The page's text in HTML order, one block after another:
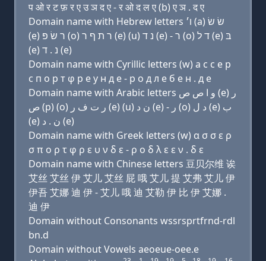
प ओ र ट फ़ र ए उ ञ द ए - र ओ द ल ए (b) ए ञ . द ए
Domain name with Hebrew letters ו׳ (a) שׂ שׂ
(e) ר שׂ פּ (ο) ר ת ף ר (e) (u) נ ד (e) - ר (ο) ד ל (e) בּ
(e) נ . ד (e)
Domain name with Cyrillic letters (w) a с с e р
с п о р т φ р e у н д e - р о д л e б e н . д e
Domain name with Arabic letters ﻭ ﺍ ﺹ ﺹ (e) ﺭ
ﺹ (p) (o) ﺭ ﺕ ﻑ ﺭ (e) (u) ﻥ ﺩ (e) - ﺭ (o) ﺩ ﻝ (e) ﺏ
(e) ﻥ . ﺩ (e)
Domain name with Greek letters (w) α σ σ ε ρ
σ π ο ρ τ φ ρ ε υ ν δ ε - ρ ο δ λ ε ε ν . δ ε
Domain name with Chinese letters 豆贝尔维 诶
艾丝 艾丝 伊 艾儿 艾丝 屁 哦 艾儿 提 艾弗 艾儿 伊
伊吾 艾娜 迪 伊 - 艾儿 哦 迪 艾勒 伊 比 伊 艾娜 .
迪 伊
Domain without Consonants wssrsprtfrnd-rdl
bn.d
Domain without Vowels aeoeue-oee.e